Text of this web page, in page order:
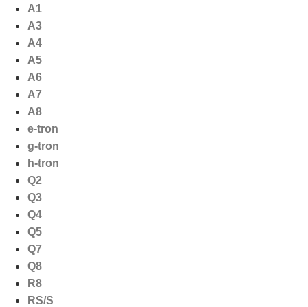
naar
inhoud
A1
A3
A4
A5
A6
A7
A8
e-tron
g-tron
h-tron
Q2
Q3
Q4
Q5
Q7
Q8
R8
RS/S